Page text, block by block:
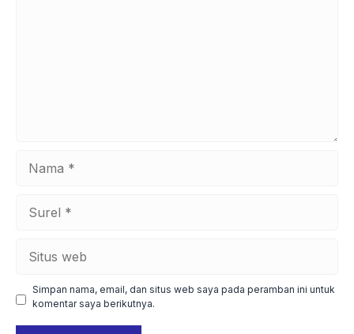
Simpan nama, email, dan situs web saya pada peramban ini untuk
komentar saya berikutnya.